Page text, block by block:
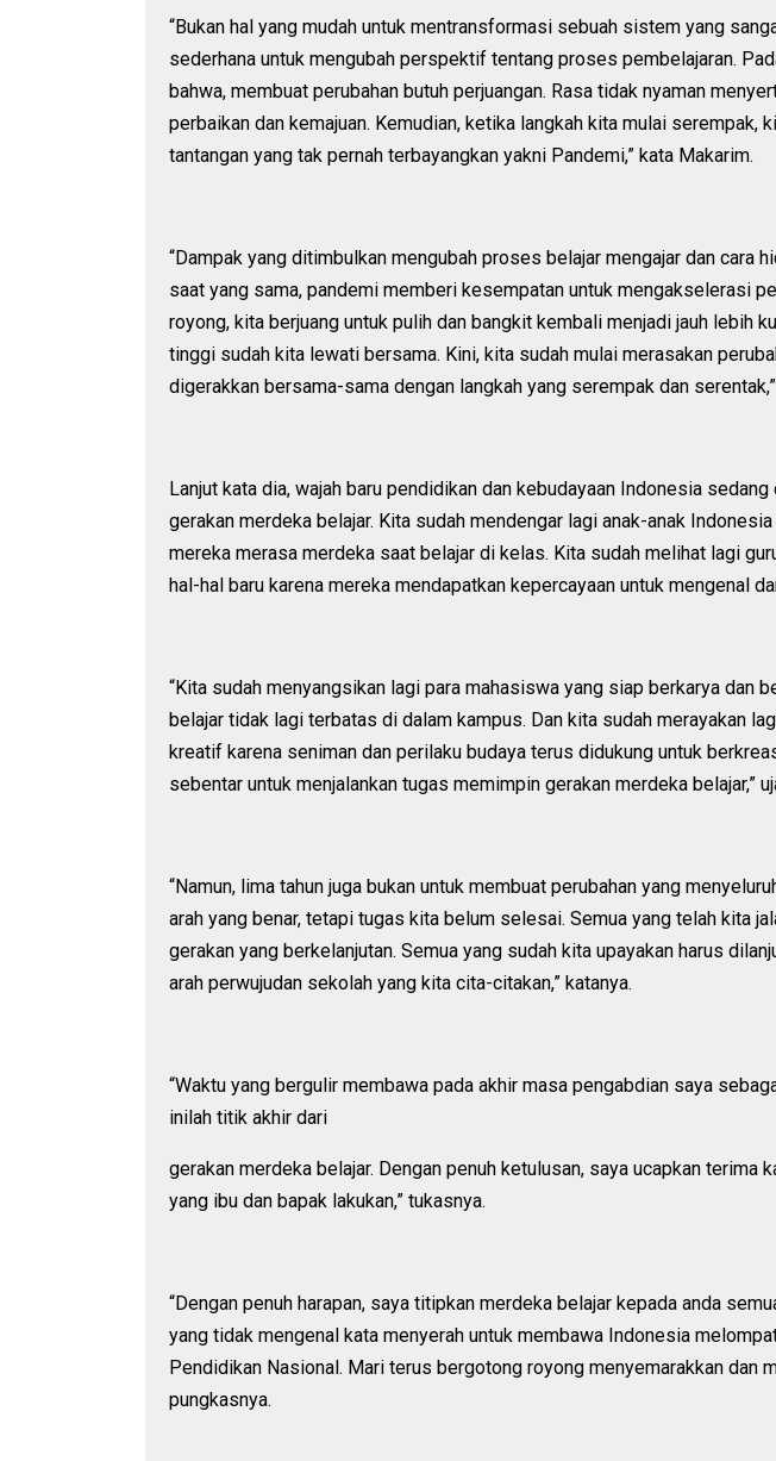
“Bukan hal yang mudah untuk mentransformasi sebuah sistem yang
sederhana untuk mengubah perspektif tentang proses pembelajaran.
bahwa, membuat perubahan butuh perjuangan. Rasa tidak nyaman
perbaikan dan kemajuan. Kemudian, ketika langkah kita mulai serempak,
tantangan yang tak pernah terbayangkan yakni Pandemi,” kata Makarim.
“Dampak yang ditimbulkan mengubah proses belajar mengajar dan cara
saat yang sama, pandemi memberi kesempatan untuk mengakselerasi
royong, kita berjuang untuk pulih dan bangkit kembali menjadi jauh lebih
tinggi sudah kita lewati bersama. Kini, kita sudah mulai merasakan
digerakkan bersama-sama dengan langkah yang serempak dan
Lanjut kata dia, wajah baru pendidikan dan kebudayaan Indonesia
gerakan merdeka belajar. Kita sudah mendengar lagi anak-anak
mereka merasa merdeka saat belajar di kelas. Kita sudah melihat lagi
hal-hal baru karena mereka mendapatkan kepercayaan untuk mengenal
“Kita sudah menyangsikan lagi para mahasiswa yang siap berkarya dan
belajar tidak lagi terbatas di dalam kampus. Dan kita sudah merayakan
kreatif karena seniman dan perilaku budaya terus didukung untuk
sebentar untuk menjalankan tugas memimpin gerakan merdeka belajar,”
“Namun, lima tahun juga bukan untuk membuat perubahan yang
arah yang benar, tetapi tugas kita belum selesai. Semua yang telah kita
gerakan yang berkelanjutan. Semua yang sudah kita upayakan harus
arah perwujudan sekolah yang kita cita-citakan,” katanya.
“Waktu yang bergulir membawa pada akhir masa pengabdian saya
inilah titik akhir dari
gerakan merdeka belajar. Dengan penuh ketulusan, saya ucapkan terima
yang ibu dan bapak lakukan,” tukasnya.
“Dengan penuh harapan, saya titipkan merdeka belajar kepada anda
yang tidak mengenal kata menyerah untuk membawa Indonesia
Pendidikan Nasional. Mari terus bergotong royong menyemarakkan dan
pungkasnya.